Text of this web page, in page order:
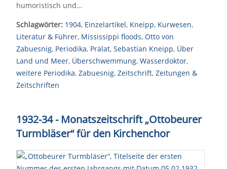
humoristisch und…
Schlagwörter: 1904, Einzelartikel, Kneipp, Kurwesen,
Literatur & Führer, Mississippi floods, Otto von
Zabuesnig, Periodika, Prälat, Sebastian Kneipp, Über
Land und Meer, Überschwemmung, Wasserdoktor,
weitere Periodika, Zabuesnig, Zeitschrift, Zeitungen &
Zeitschriften
1932-34 - Monatszeitschrift„Ottobeurer
Turmbläser“für den Kirchenchor